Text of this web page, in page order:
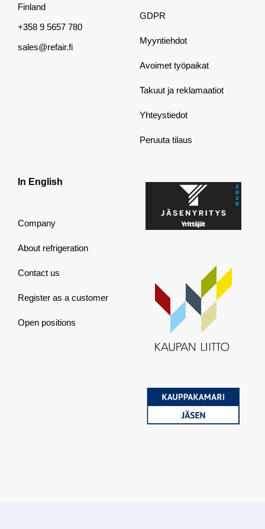
Finland
+358 9 5657 780
sales@refair.fi
GDPR
Myyntiehdot
Avoimet työpaikat
Takuut ja reklamaatiot
Yhteystiedot
Peruuta tilaus
In English
Company
About refrigeration
Contact us
Register as a customer
Open positions